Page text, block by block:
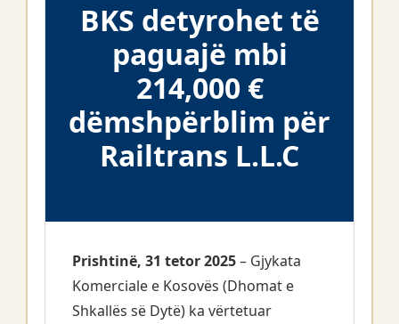
BKS detyrohet të
paguajë mbi
214,000 €
dëmshpërblim për
Railtrans L.L.C
Prishtinë, 31 tetor 2025– Gjykata
Komerciale e Kosovës (Dhomat e
Shkallës së Dytë) ka vërtetuar